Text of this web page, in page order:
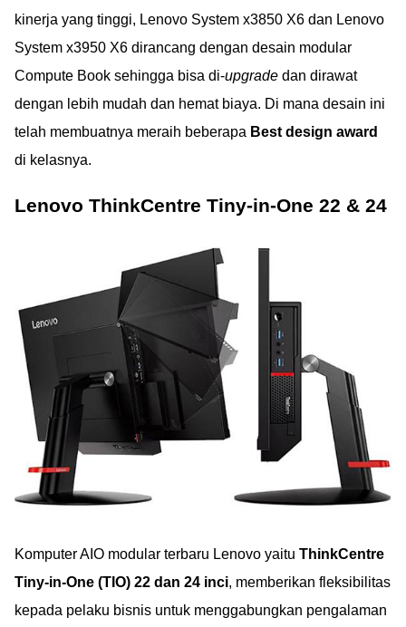
kinerja yang tinggi, Lenovo System x3850 X6 dan Lenovo
System x3950 X6 dirancang dengan desain modular
Compute Book sehingga bisa di-upgrade dan dirawat
dengan lebih mudah dan hemat biaya. Di mana desain ini
telah membuatnya meraih beberapa Best design award
di kelasnya.
Lenovo ThinkCentre Tiny-in-One 22 & 24
Komputer AIO modular terbaru Lenovo yaitu ThinkCentre
Tiny-in-One (TIO) 22 dan 24 inci, memberikan fleksibilitas
kepada pelaku bisnis untuk menggabungkan pengalaman